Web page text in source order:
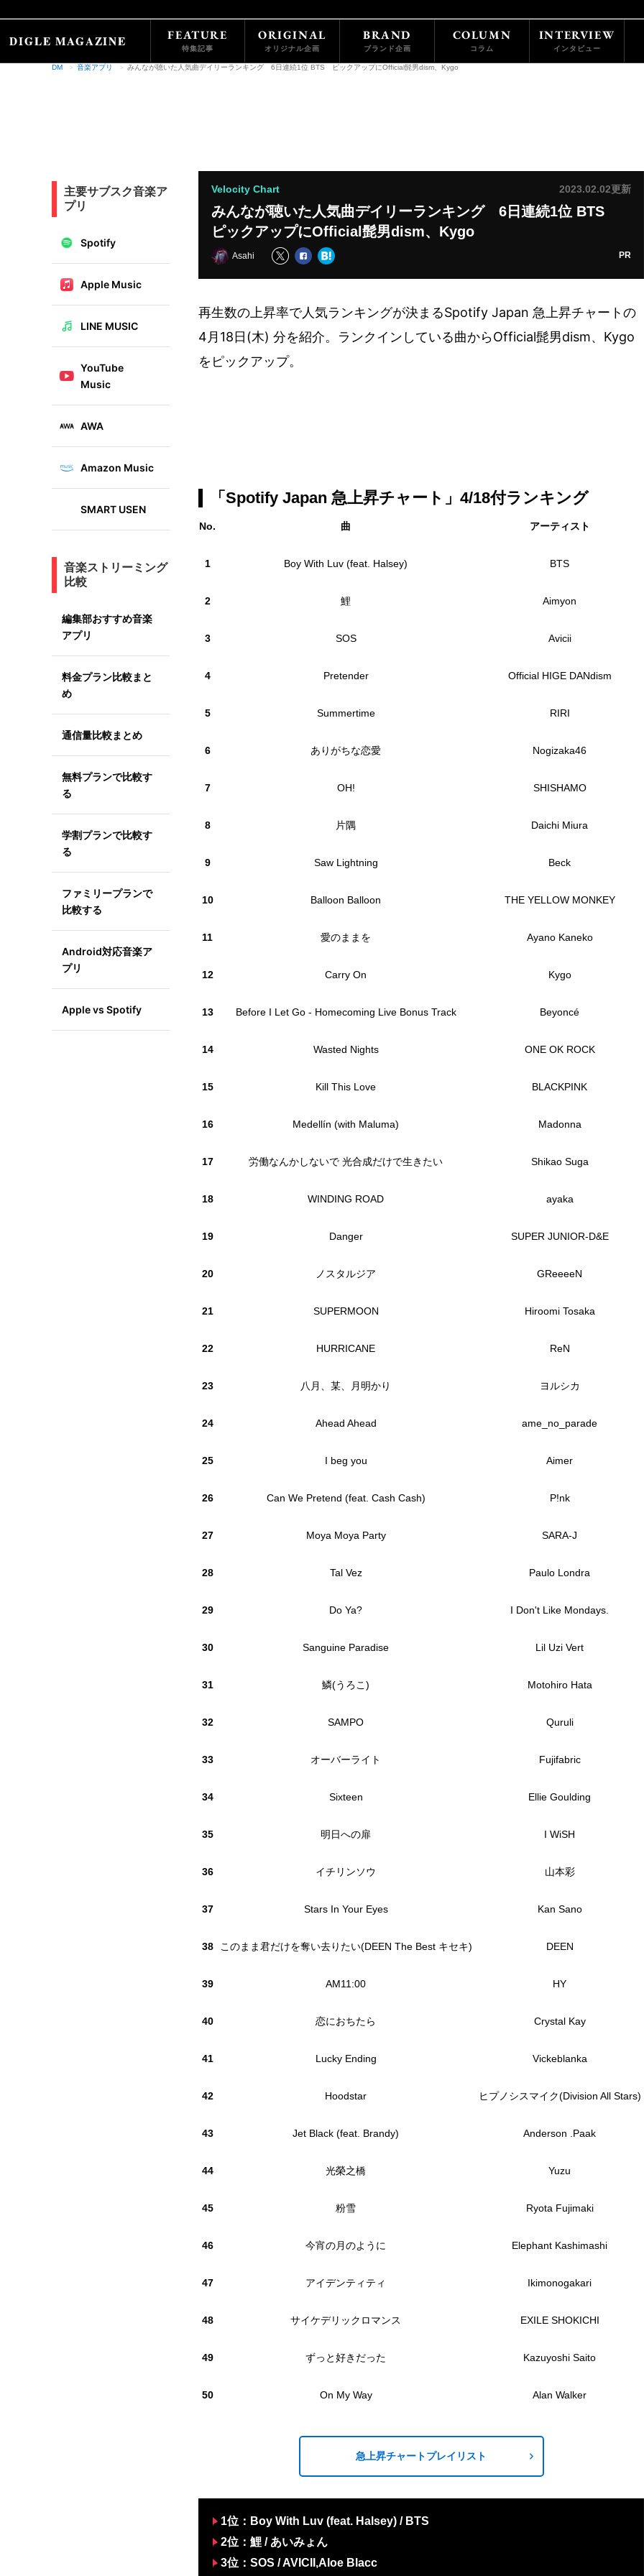
FEATURE
特集記事
ORIGINAL
オリジナル企画
BRAND
ブランド企画
COLUMN
コラム
INTERVIEW
インタビュー
DM 音楽アプリ みんなが聴いた人気曲デイリーランキング 6日連続1位 BTS ピックアップにOfficial髭男dism、Kygo
主要サブスク音楽ア
プリ
Spotify
Apple Music
LINE MUSIC
YouTube
Music
AWA
Amazon Music
SMART USEN
音楽ストリーミング
比較
編集部おすすめ音楽
アプリ
料金プラン比較まと
め
通信量比較まとめ
無料プランで比較す
る
学割プランで比較す
る
ファミリープランで
比較する
Android対応音楽ア
プリ
Apple vs Spotify
Velocity Chart 2023.02.02更新
みんなが聴いた人気曲デイリーランキング 6日連続1位 BTS
ピックアップにOfficial髭男dism、Kygo
Asahi PR
再生数の上昇率で人気ランキングが決まるSpotify Japan 急上昇チャートの
4月18日(木) 分を紹介。ランクインしている曲からOfficial髭男dism、Kygo
をピックアップ。
「Spotify Japan 急上昇チャート」4/18付ランキング
No. 曲 アーティスト
1 Boy With Luv (feat. Halsey) BTS
2 鯉 Aimyon
3 SOS Avicii
4 Pretender Official HIGE DANdism
5 Summertime RIRI
6 ありがちな恋愛 Nogizaka46
7 OH! SHISHAMO
8 片隅 Daichi Miura
9 Saw Lightning Beck
10 Balloon Balloon THE YELLOW MONKEY
11 愛のままを Ayano Kaneko
12 Carry On Kygo
13 Before I Let Go - Homecoming Live Bonus Track Beyoncé
14 Wasted Nights ONE OK ROCK
15 Kill This Love BLACKPINK
16 Medellín (with Maluma) Madonna
17 労働なんかしないで 光合成だけで生きたい Shikao Suga
18 WINDING ROAD ayaka
19 Danger SUPER JUNIOR-D&E
20 ノスタルジア GReeeeN
21 SUPERMOON Hiroomi Tosaka
22 HURRICANE ReN
23 八月、某、月明かり ヨルシカ
24 Ahead Ahead ame_no_parade
25 I beg you Aimer
26 Can We Pretend (feat. Cash Cash) P!nk
27 Moya Moya Party SARA-J
28 Tal Vez Paulo Londra
29 Do Ya? I Don't Like Mondays.
30 Sanguine Paradise Lil Uzi Vert
31 鱗(うろこ) Motohiro Hata
32 SAMPO Quruli
33 オーバーライト Fujifabric
34 Sixteen Ellie Goulding
35 明日への扉 I WiSH
36 イチリンソウ 山本彩
37 Stars In Your Eyes Kan Sano
38 このまま君だけを奪い去りたい(DEEN The Best キセキ) DEEN
39 AM11:00 HY
40 恋におちたら Crystal Kay
41 Lucky Ending Vickeblanka
42 Hoodstar ヒプノシスマイク(Division All Stars)
43 Jet Black (feat. Brandy) Anderson .Paak
44 光榮之橋 Yuzu
45 粉雪 Ryota Fujimaki
46 今宵の月のように Elephant Kashimashi
47 アイデンティティ Ikimonogakari
48 サイケデリックロマンス EXILE SHOKICHI
49 ずっと好きだった Kazuyoshi Saito
50 On My Way Alan Walker
急上昇チャートプレイリスト
1位：Boy With Luv (feat. Halsey) / BTS
2位：鯉 / あいみょん
3位：SOS / AVICII,Aloe Blacc